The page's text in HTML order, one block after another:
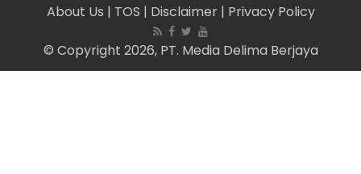
About Us | TOS | Disclaimer | Privacy Policy
© Copyright 2026, PT. Media Delima Berjaya